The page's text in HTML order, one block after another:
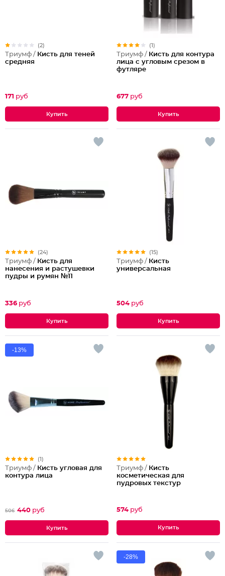
(2)
Триумф / Кисть для теней
средняя
171 руб
(1)
Триумф / Кисть для контура
лица с угловым срезом в
футляре
677 руб
(24)
Триумф / Кисть для
нанесения и растушевки
пудры и румян №11
336 руб
(15)
Триумф / Кисть
универсальная
504 руб
-13%
(1)
Триумф / Кисть угловая для
контура лица
506 440 руб
Триумф / Кисть
косметическая для
пудровых текстур
574 руб
-28%